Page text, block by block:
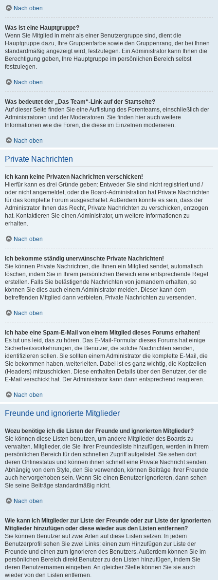
Nach oben
Was ist eine Hauptgruppe?
Wenn Sie Mitglied in mehr als einer Benutzergruppe sind, dient die
Hauptgruppe dazu, Ihre Gruppenfarbe sowie den Gruppenrang, der bei Ihnen
standardmäßig angezeigt wird, festzulegen. Ein Administrator kann Ihnen die
Berechtigung geben, Ihre Hauptgruppe im persönlichen Bereich selbst
festzulegen.
Nach oben
Was bedeutet der „Das Team“-Link auf der Startseite?
Auf dieser Seite finden Sie eine Auflistung des Forenteams, einschließlich der
Administratoren und der Moderatoren. Sie finden hier auch weitere
Informationen wie die Foren, die diese im Einzelnen moderieren.
Nach oben
Private Nachrichten
Ich kann keine Privaten Nachrichten verschicken!
Hierfür kann es drei Gründe geben: Entweder Sie sind nicht registriert und /
oder nicht angemeldet, oder die Board-Administration hat Private Nachrichten
für das komplette Forum ausgeschaltet. Außerdem könnte es sein, dass der
Administrator Ihnen das Recht, Private Nachrichten zu verschicken, entzogen
hat. Kontaktieren Sie einen Administrator, um weitere Informationen zu
erhalten.
Nach oben
Ich bekomme ständig unerwünschte Private Nachrichten!
Sie können Private Nachrichten, die Ihnen ein Mitglied sendet, automatisch
löschen, indem Sie in Ihrem persönlichen Bereich eine entsprechende Regel
erstellen. Falls Sie belästigende Nachrichten von jemandem erhalten, so
können Sie dies auch einem Administrator melden. Dieser kann dem
betreffenden Mitglied dann verbieten, Private Nachrichten zu versenden.
Nach oben
Ich habe eine Spam-E-Mail von einem Mitglied dieses Forums erhalten!
Es tut uns leid, das zu hören. Das E-Mail-Formular dieses Forums hat einige
Sicherheitsvorkehrungen, die Benutzer, die solche Nachrichten senden,
identifizieren sollen. Sie sollten einem Administrator die komplette E-Mail, die
Sie bekommen haben, weiterleiten. Dabei ist es ganz wichtig, die Kopfzeilen
(Headers) mitzuschicken. Diese enthalten Details über den Benutzer, der die
E-Mail verschickt hat. Der Administrator kann dann entsprechend reagieren.
Nach oben
Freunde und ignorierte Mitglieder
Wozu benötige ich die Listen der Freunde und ignorierten Mitglieder?
Sie können diese Listen benutzen, um andere Mitglieder des Boards zu
verwalten. Mitglieder, die Sie Ihrer Freundesliste hinzufügen, werden in Ihrem
persönlichen Bereich für den schnellen Zugriff aufgelistet. Sie sehen dort
deren Onlinestatus und können ihnen schnell eine Private Nachricht senden.
Abhängig von dem Style, den Sie verwenden, können Beiträge Ihrer Freunde
auch hervorgehoben sein. Wenn Sie einen Benutzer ignorieren, dann sehen
Sie seine Beiträge standardmäßig nicht.
Nach oben
Wie kann ich Mitglieder zur Liste der Freunde oder zur Liste der ignorierten
Mitglieder hinzufügen oder diese wieder aus den Listen entfernen?
Sie können Benutzer auf zwei Arten auf diese Listen setzen: In jedem
Benutzerprofil sehen Sie zwei Links: einen zum Hinzufügen zur Liste der
Freunde und einen zum Ignorieren des Benutzers. Außerdem können Sie im
persönlichen Bereich direkt Benutzer zu den Listen hinzufügen, indem Sie
deren Benutzernamen eingeben. An gleicher Stelle können Sie sie auch
wieder von den Listen entfernen.